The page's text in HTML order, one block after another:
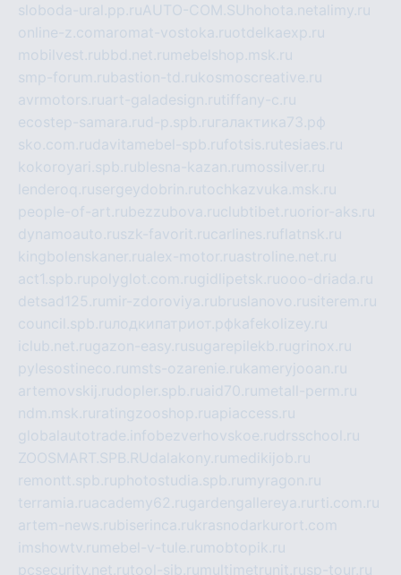
sloboda-ural.pp.ruAUTO-COM.SU hohota.netalimy.ru
online-z.comaromat-vostoka.ruotdelkaexp.ru
mobilvest.rubbd.net.ru mebelshop.msk.ru
smp-forum.rubastion-td.rukosmoscreative.ru
avrmotors.ruart-galadesign.rutiffany-c.ru
ecostep-samara.rud-p.spb.ru галактика73.рф
sko.com.rudavitamebel-spb.rufotsis.rutesiaes.ru
kokoroyari.spb.rublesna-kazan.ru mossilver.ru
lenderoq.rusergeydobrin.rutochkazvuka.msk.ru
people-of-art.rubezzubova.ruclubtibet.ruorior-aks.ru
dynamoauto.ruszk-favorit.rucarlines.ruflatnsk.ru
kingbolenskaner.rualex-motor.ruastroline.net.ru
act1.spb.rupolyglot.com.rugidlipetsk.ruooo-driada.ru
detsad125.ru mir-zdoroviya.rubruslanovo.rusiterem.ru
council.spb.ruлодкипатриот.рфkafekolizey.ru
iclub.net.rugazon-easy.rusugarepilekb.rugrinox.ru
pylesostineco.ru msts-ozarenie.rukameryjooan.ru
artemovskij.rudopler.spb.ruaid70.ru metall-perm.ru
ndm.msk.ru ratingzooshop.ruapiaccess.ru
globalautotrade.info bezverhovskoe.rudrsschool.ru
ZOOSMART.SPB.RUdalakony.ru medikijob.ru
remontt.spb.ruphotostudia.spb.ru myragon.ru
terramia.ruacademy62.rugardengallereya.ru rti.com.ru
artem-news.rubiserinca.rukrasnodarkurort.com
imshowtv.ru mebel-v-tule.ru mobtopik.ru
pcsecurity.net.rutool-sib.ru multimetrunit.rusp-tour.ru